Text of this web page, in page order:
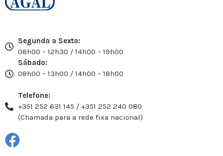
Segunda a Sexta:
08h00 – 12h30 / 14h00 – 19h00
Sábado:
08h00 – 13h00 / 14h00 – 18h00
Telefone:
+351 252 631 145 / +351 252 240 080
(Chamada para a rede fixa nacional)